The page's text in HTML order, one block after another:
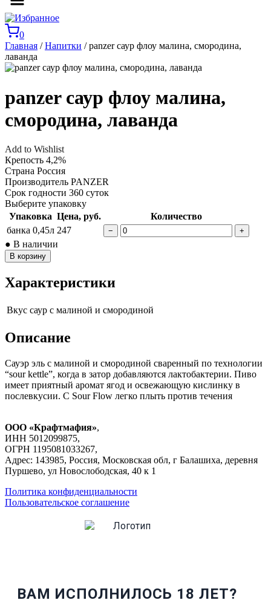
0
Главная /Напитки / panzer саур флоу малина, смородина,
лаванда
panzer саур флоу малина,
смородина, лаванда
Add to Wishlist
Крепость 4,2%
Страна Россия
Производитель PANZER
Срок годности 360 суток
Выберите упаковку
Упаковка Цена, руб.
Количество
банка 0,45л 247 − +
● В наличии
В корзину
Характеристики
Вкус саур с малиной и смородиной
Описание
Сауэр эль с малиной и смородиной сваренный по технологии
“sour kettle”, когда в затор добавляются лактобактерии. Пиво
имеет приятный аромат ягод и освежающую кислинку в
послевкусии. С Sour Flow легко плыть против течения
ООО «Крафтмафия»,
ИНН 5012099875,
ОГРН 1195081033267,
Адрес: 143985, Россия, Московская обл, г Балашиха, деревня
Пуршево, ул Новослободская, 40 к 1
Политика конфиденциальности
Пользовательское соглашение
ВАМ ИСПОЛНИЛОСЬ 18 ЛЕТ?